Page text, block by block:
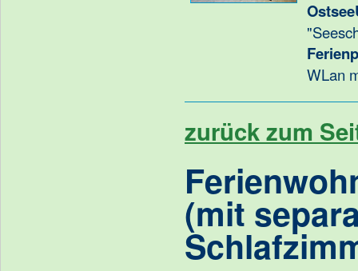
WLan
zurück zum
(mit